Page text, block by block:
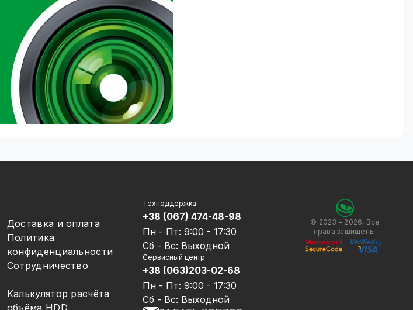
Доставка и оплата
Политика
конфиденциальности
Сотрудничество
Калькулятор расчёта
объёма HDD
Техподдержка
+38 (067) 474-48-98
Пн - Пт: 9:00 - 17:30
Сб - Вс: Выходной
Сервисный центр
+38 (063)203-02-68
Пн - Пт: 9:00 - 17:30
Сб - Вс: Выходной
© 2023 - 2026, Все
права защищены.